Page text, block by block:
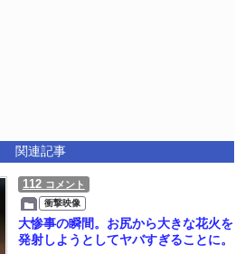
関連記事
112 コメント
衝撃映像
大惨事の瞬間。お尻から大きな花火を
発射しようとしてヤバすぎることに。